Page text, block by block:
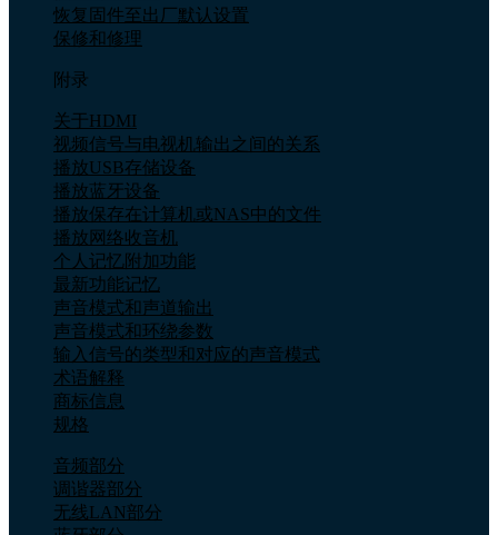
恢复固件至出厂默认设置
保修和修理
附录
关于HDMI
视频信号与电视机输出之间的关系
播放USB存储设备
播放蓝牙设备
播放保存在计算机或NAS中的文件
播放网络收音机
个人记忆附加功能
最新功能记忆
声音模式和声道输出
声音模式和环绕参数
输入信号的类型和对应的声音模式
术语解释
商标信息
规格
音频部分
调谐器部分
无线LAN部分